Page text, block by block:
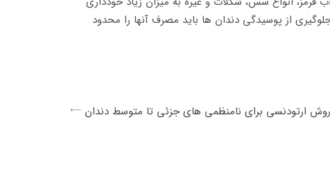
از پوسیدگی دندان ها باید مصرف آنها را محدود
ارتودنسی برای نامنظمی های جزئی تا متوسط دندان